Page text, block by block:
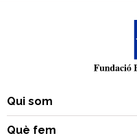
Qui som
Què fem